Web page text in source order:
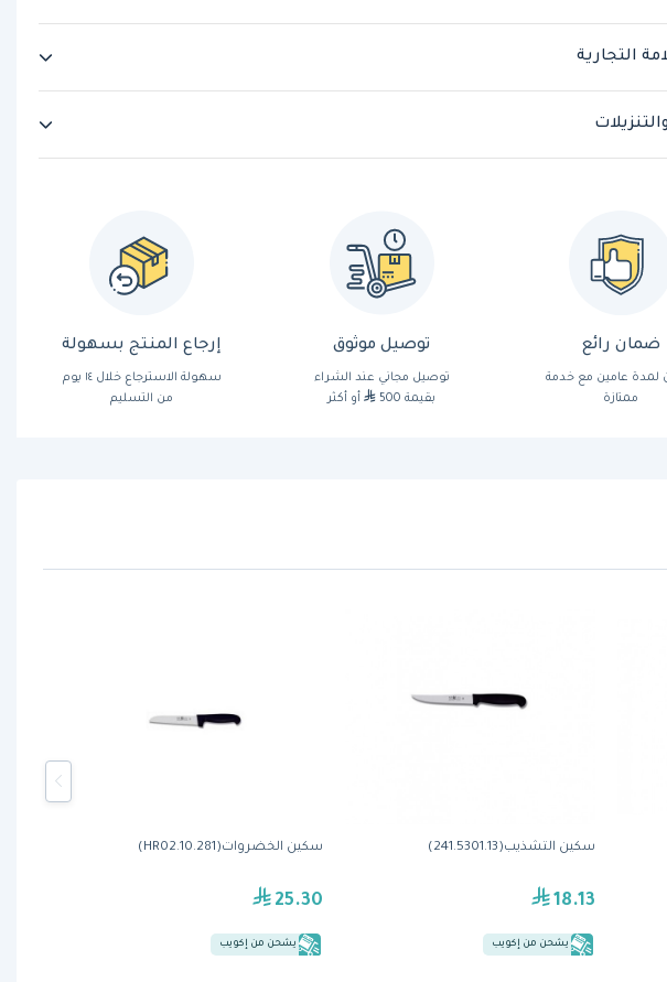
التجارية
ضمان رائع
لمدة عامين مع خدمة
ممتازة
توصيل موثوق
توصيل مجاني عند الشراء
بقيمة 500
أو أكثر
إرجاع المنتج بسهولة
سهولة الاسترجاع خلال ١٤ يوم
من التسليم
سكين الخضروات(281.HR02.10)
25.30
يشحن من إكويب
سكين التشذيب(241.5301.13)
18.13
يشحن من إكويب